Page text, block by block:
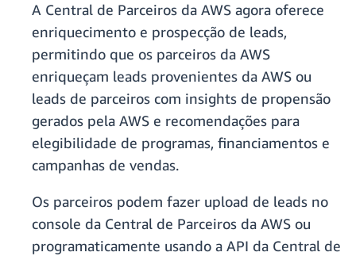
A Central de Parceiros da AWS agora oferece
enriquecimento e prospecção de leads,
permitindo que os parceiros da AWS
enriqueçam leads provenientes da AWS ou
leads de parceiros com insights de propensão
gerados pela AWS e recomendações para
elegibilidade de programas, financiamentos e
campanhas de vendas.
Os parceiros podem fazer upload de leads no
console da Central de Parceiros da AWS ou
programaticamente usando a API da Central de